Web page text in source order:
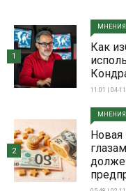
МНЕНИЯ
Как
11:01 | 04-
1
МНЕНИЯ
Новая
2